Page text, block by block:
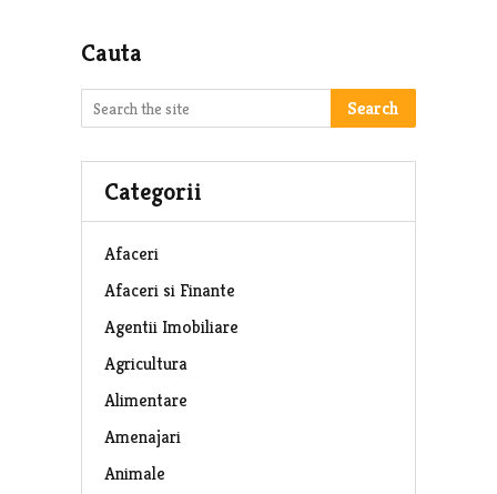
Cauta
Search
Categorii
Afaceri
Afaceri si Finante
Agentii Imobiliare
Agricultura
Alimentare
Amenajari
Animale